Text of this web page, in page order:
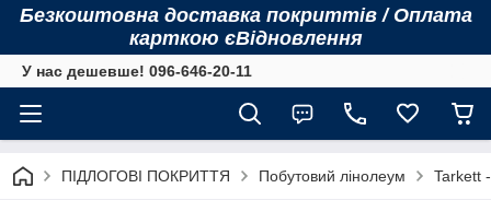
Безкоштовна доставка покриттів / Оплата
карткою єВідновлення
У нас дешевше! 096-646-20-11
ПІДЛОГОВІ ПОКРИТТЯ Побутовий лінолеум Tarkett